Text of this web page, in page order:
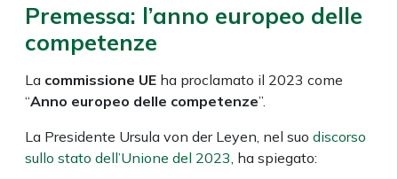
Premessa: l’anno europeo delle
competenze
La commissione UE ha proclamato il 2023 come
“Anno europeo delle competenze”.
La Presidente Ursula von der Leyen, nel suo discorso
sullo stato dell’Unione del 2023 , ha spiegato: